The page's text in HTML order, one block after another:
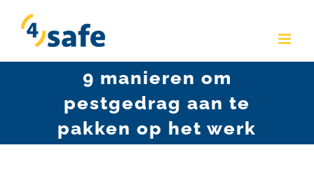
content
9 manieren om
pestgedrag aan te
pakken op het werk